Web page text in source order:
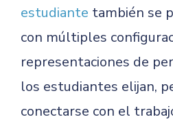
estudiante también se
con múltiples
representaciones de
los estudiantes elijan,
conectarse con el